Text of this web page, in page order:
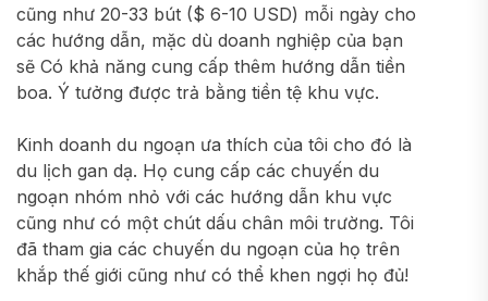
cũng như 20-33 bút ($ 6-10 USD) mỗi ngày cho
các hướng dẫn, mặc dù doanh nghiệp của bạn
sẽ Có khả năng cung cấp thêm hướng dẫn tiền
boa. Ý tưởng được trả bằng tiền tệ khu vực.
Kinh doanh du ngoạn ưa thích của tôi cho đó là
du lịch gan dạ. Họ cung cấp các chuyến du
ngoạn nhóm nhỏ với các hướng dẫn khu vực
cũng như có một chút dấu chân môi trường. Tôi
đã tham gia các chuyến du ngoạn của họ trên
khắp thế giới cũng như có thể khen ngợi họ đủ!